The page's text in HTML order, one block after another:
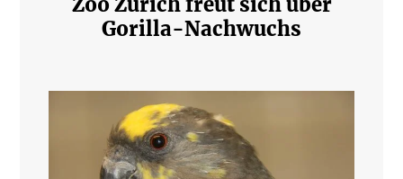
Gorilla-Nachwuchs